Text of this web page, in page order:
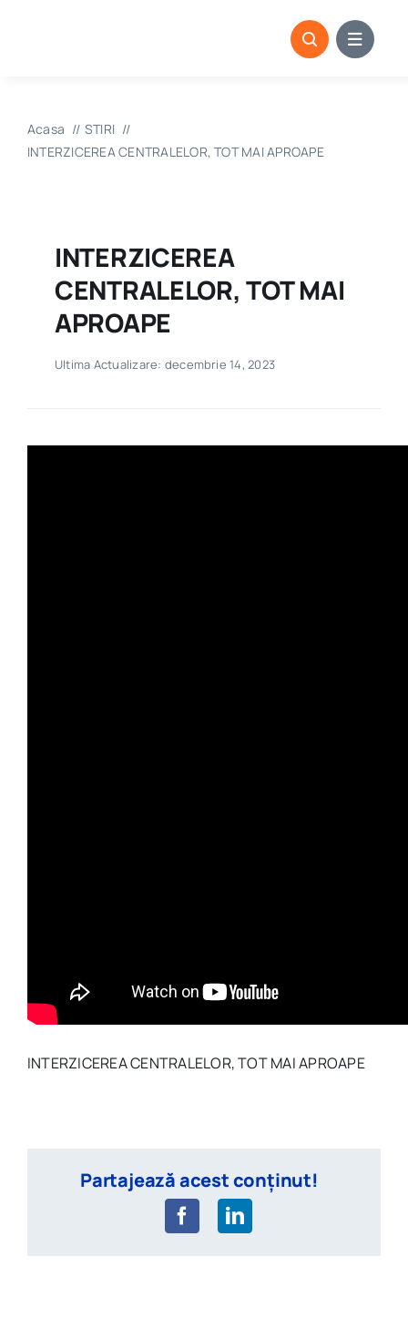
Acasa
STIRI
INTERZICEREA CENTRALELOR, TOT MAI APROAPE
INTERZICEREA
CENTRALELOR, TOT MAI
APROAPE
Ultima Actualizare: decembrie 14, 2023
INTERZICEREA CENTRALELOR, TOT MAI APROAPE
Partajează acest conținut!